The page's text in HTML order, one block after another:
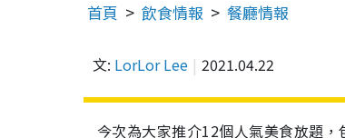
首頁 飲食情報 餐廳情報
文: LorLor Lee 2021.04.22
今次為大家推介12個人氣美食放題